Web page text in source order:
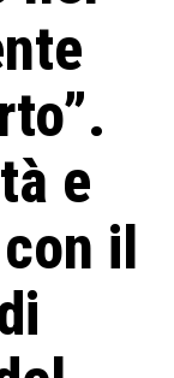
e
il